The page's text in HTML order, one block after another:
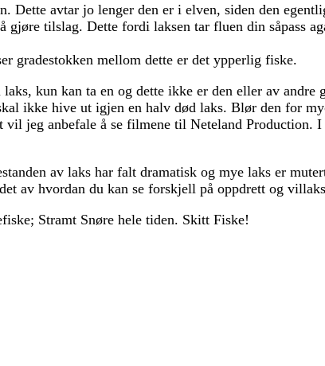
Dette avtar jo lenger den er i elven, siden den
tilslag. Dette fordi laksen tar fluen din såpass
gradestokken mellom dette er det ypperlig fiske.
kun kan ta en og dette ikke er den eller av
ikke hive ut igjen en halv død laks. Blør den for
jeg anbefale å se filmene til Neteland Production.
av laks har falt dramatisk og mye laks er
av hvordan du kan se forskjell på oppdrett og
Stramt Snøre hele tiden. Skitt Fiske!